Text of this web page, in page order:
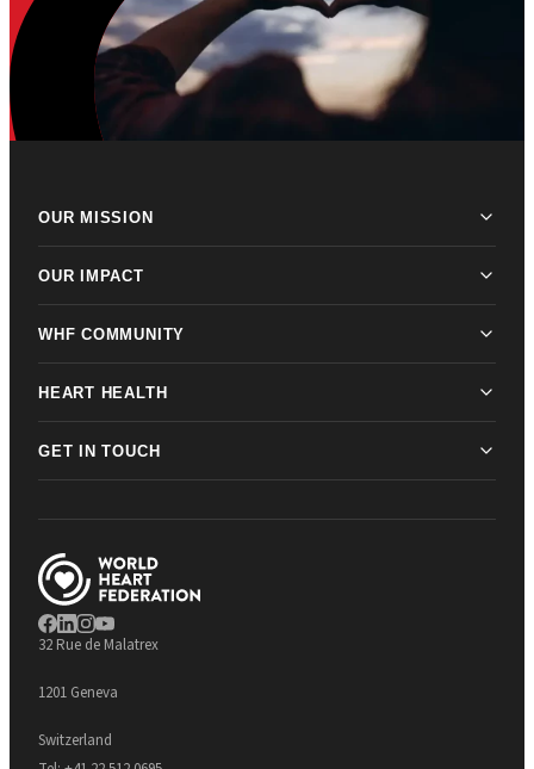
OUR MISSION
OUR IMPACT
WHF COMMUNITY
HEART HEALTH
GET IN TOUCH
32 Rue de Malatrex
1201 Geneva
Switzerland